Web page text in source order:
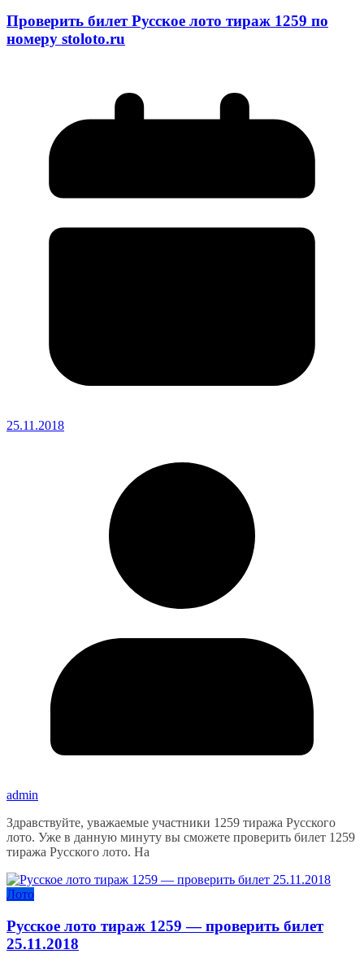
Проверить билет Русское лото тираж 1259 по
номеру stoloto.ru
25.11.2018
admin
Здравствуйте, уважаемые участники 1259 тиража Русского
лото. Уже в данную минуту вы сможете проверить билет 1259
тиража Русского лото. На
Лото
Русское лото тираж 1259 — проверить билет
25.11.2018